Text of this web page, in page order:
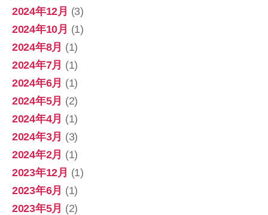
2024年12月 (3)
2024年10月 (1)
2024年8月 (1)
2024年7月 (1)
2024年6月 (1)
2024年5月 (2)
2024年4月 (1)
2024年3月 (3)
2024年2月 (1)
2023年12月 (1)
2023年6月 (1)
2023年5月 (2)